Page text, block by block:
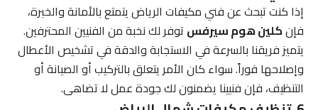
إذا كنت تبحث عن فني مكيفات الرياض يتمتع بالأمانة والخبرة،
فإنكلين هوم سيرفستوفر لك نخبة من الفنيين المحترفين.
يتميز فريقنا بالسرعة في الاستجابة والدقة في تشخيص الأعطال
وإصلاحها فوراً. سواء كان الأمر يتعلق بالتركيب أو الصيانة أو
التنظيف، فإن فنيينا يضمنون لك جودة عمل لا تضاهى.